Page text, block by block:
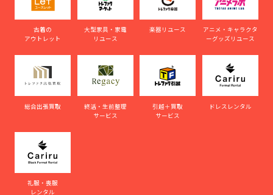
古着の
アウトレット
大型家具・家電
リユース
楽器リユース
アニメ・キャラクタ
ーグッズリユース
総合出張買取
終活・生前整理
サービス
引越＋買取
サービス
ドレスレンタル
礼服・喪服
レンタル